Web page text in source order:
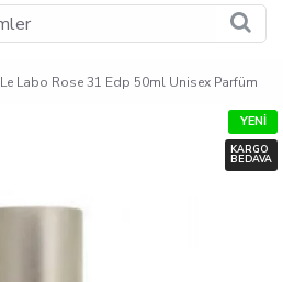
Le Labo Rose 31 Edp 50ml Unisex Parfüm
YENI
KARGO
BEDAVA